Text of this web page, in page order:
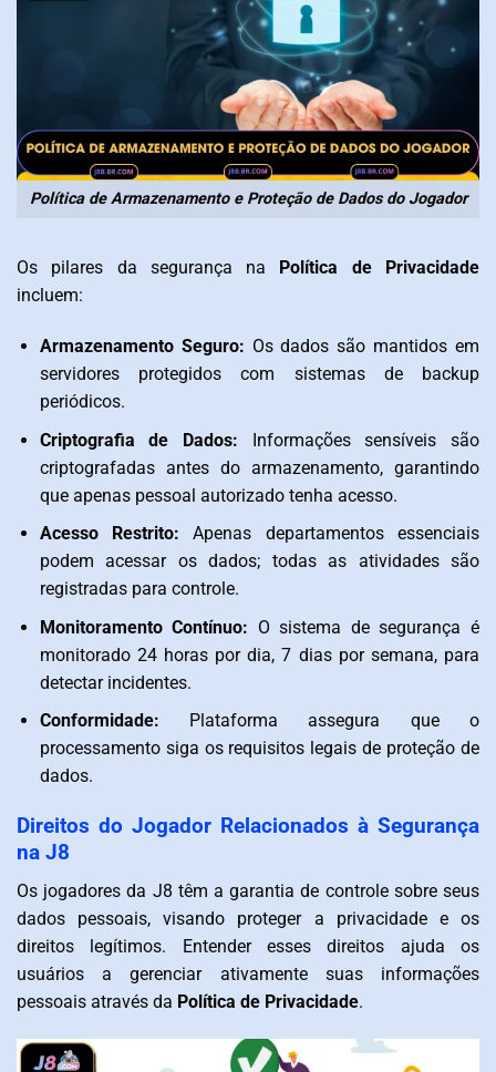
Política de Armazenamento e Proteção de Dados do Jogador
Os pilares da segurança na
Política de Privacidade
incluem:
Armazenamento Seguro: Os dados são mantidos em
servidores protegidos com sistemas de backup
periódicos.
Criptografia de Dados: Informações sensíveis são
criptografadas antes do armazenamento, garantindo
que apenas pessoal autorizado tenha acesso.
Acesso Restrito: Apenas departamentos essenciais
podem acessar os dados; todas as atividades são
registradas para controle.
Monitoramento Contínuo: O sistema de segurança é
monitorado 24 horas por dia, 7 dias por semana, para
detectar incidentes.
Conformidade: Plataforma assegura que o
processamento siga os requisitos legais de proteção de
dados.
Direitos do Jogador Relacionados à Segurança
na J8
Os jogadores da J8 têm a garantia de controle sobre seus
dados pessoais, visando proteger a privacidade e os
direitos legítimos. Entender esses direitos ajuda os
usuários a gerenciar ativamente suas informações
pessoais através da Política de Privacidade.